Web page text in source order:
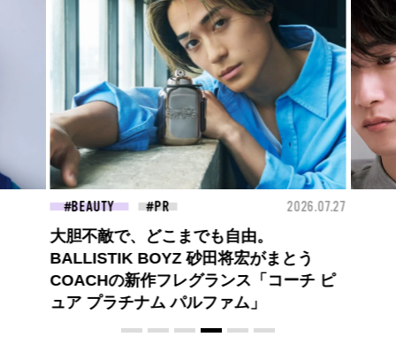
FASHION 2026.07.09
高橋璃央と、ジュエッテの出会い。夏の
定番、ピンクゴールドが印象的
な“SUMMER PINK”［meets Jouete!
Vol.12］